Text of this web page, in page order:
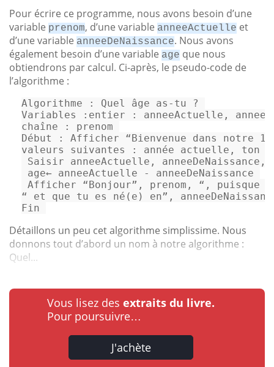
Pour écrire ce programme, nous avons besoin d’une
variable prenom, d’une variable anneeActuelle et
d’une variable anneeDeNaissance. Nous avons
également besoin d’une variable age que nous
obtiendrons par calcul. Ci-après, le pseudo-code de
l’algorithme :
Algorithme : Quel âge as -tu ?
Variables :entier : anneeActuelle,
chaîne : prenom
Début : Afficher “Bienvenue dans notre
1
valeurs suivantes : année actuelle, ton
Saisir anneeActuelle, anneeDeNaissance,
age← anneeActuelle - anneeDeNaissance
Afficher “Bonjour”, prenom, “, puisque
“ et que tu es né(e) en”,
Fin
Détaillons un peu cet algorithme simplissime. Nous
donnons tout d’abord un nom à notre algorithme :
Quel...
Vous lisez des extraits du livre.
Pour poursuivre…
J'achète